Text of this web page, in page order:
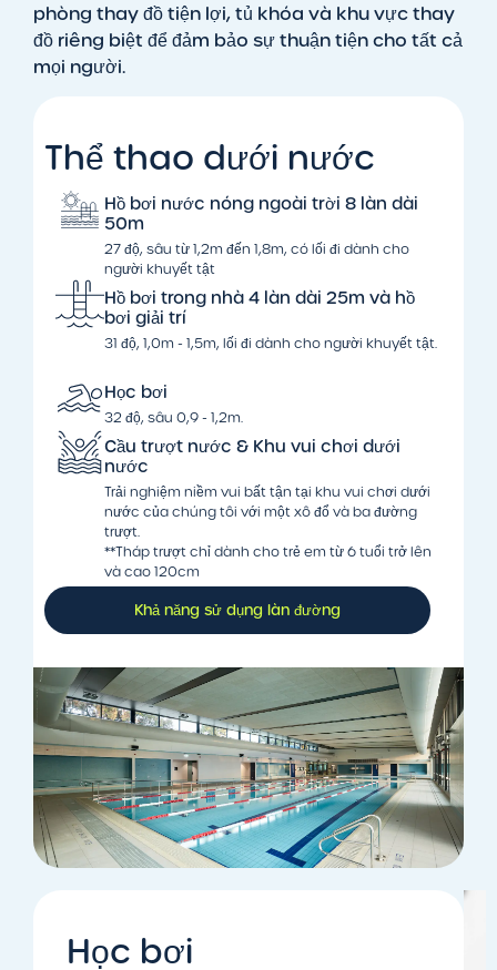
phòng thay đồ tiện lợi, tủ khóa và khu vực thay
đồ riêng biệt để đảm bảo sự thuận tiện cho tất cả
mọi người.
Thể thao dưới nước
Hồ bơi nước nóng ngoài trời 8 làn dài
50m
27 độ, sâu từ 1,2m đến 1,8m, có lối đi dành cho
người khuyết tật
Hồ bơi trong nhà 4 làn dài 25m và hồ
bơi giải trí
31 độ, 1,0m - 1,5m, lối đi dành cho người khuyết tật.
Học bơi
32 độ, sâu 0,9 - 1,2m.
Cầu trượt nước & Khu vui chơi dưới
nước
Trải nghiệm niềm vui bất tận tại khu vui chơi dưới
nước của chúng tôi với một xô đổ và ba đường
trượt.
**Tháp trượt chỉ dành cho trẻ em từ 6 tuổi trở lên
và cao 120cm
Khả năng sử dụng làn đường
Học bơi